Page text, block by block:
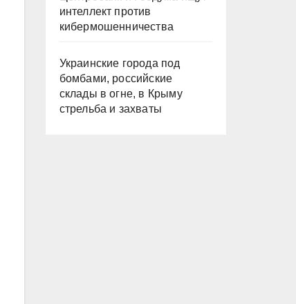
интеллект против
кибермошенничества
Украинские города под
бомбами, российские
склады в огне, в Крыму
стрельба и захваты